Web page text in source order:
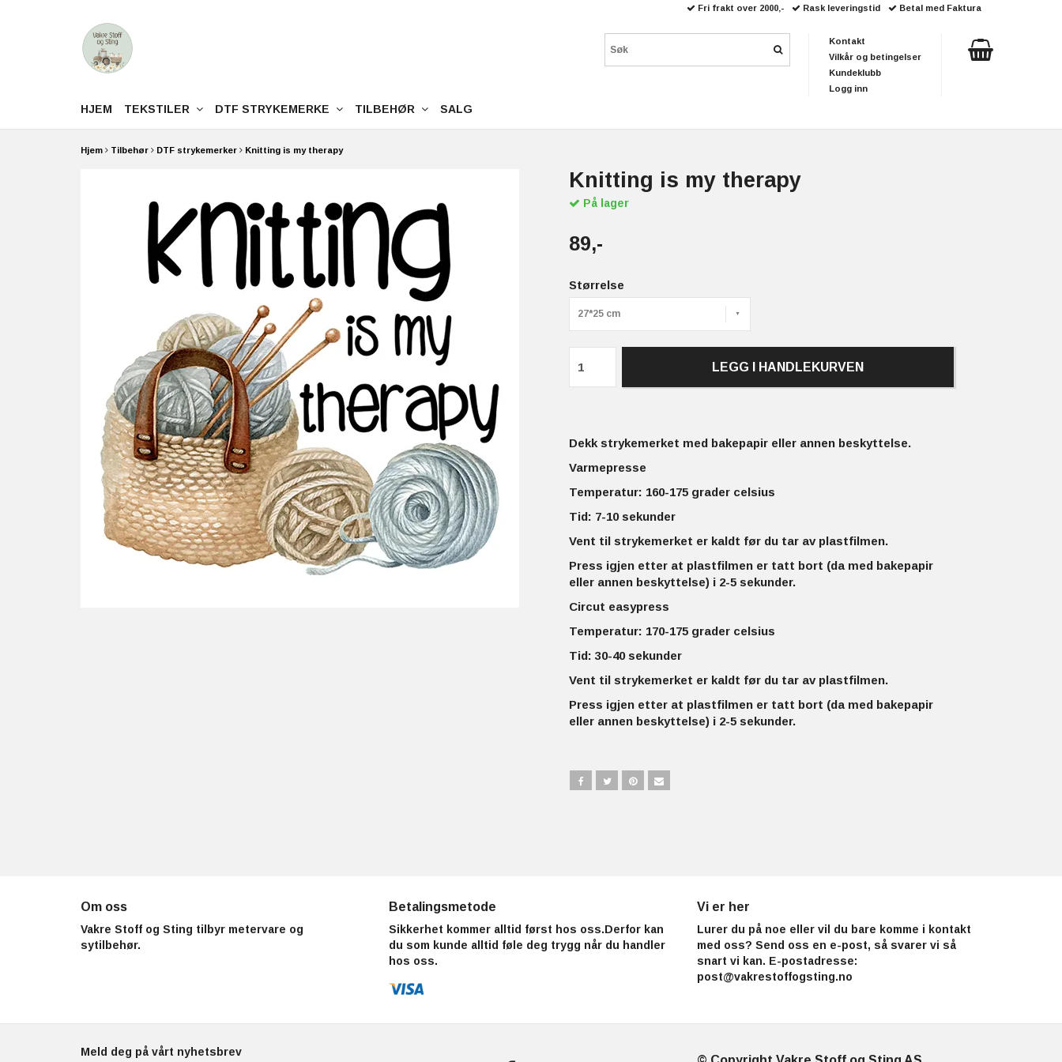
Hjem Tilbehør DTF strykemerker Knitting is my therapy
Knitting is my therapy
På lager
89,-
Størrelse
27*25 cm
LEGG I HANDLEKURVEN
Dekk strykemerket med bakepapir eller annen beskyttelse.
Varmepresse
Temperatur: 160-175 grader celsius
Tid: 7-10 sekunder
Vent til strykemerket er kaldt før du tar av plastfilmen.
Press igjen etter at plastfilmen er tatt bort (da med bakepapir
eller annen beskyttelse) i 2-5 sekunder.
Circut easypress
Temperatur: 170-175 grader celsius
Tid: 30-40 sekunder
Vent til strykemerket er kaldt før du tar av plastfilmen.
Press igjen etter at plastfilmen er tatt bort (da med bakepapir
eller annen beskyttelse) i 2-5 sekunder.
Om oss
Vakre Stoff og Sting tilbyr metervare og
sytilbehør.
Betalingsmetode
Sikkerhet kommer alltid først hos oss.Derfor kan
du som kunde alltid føle deg trygg når du handler
hos oss.
Vi er her
Lurer du på noe eller vil du bare komme i kontakt
med oss? Send oss en e-post, så svarer vi så
snart vi kan. E-postadresse:
post@vakrestoffogsting.no
Meld deg på vårt nyhetsbrev
Fri frakt over 2000,- Rask leveringstid Betal med Faktura
Kontakt
Vilkår og betingelser
Kundeklubb
Logg inn
HJEM TEKSTILER DTF STRYKEMERKE TILBEHØR SALG